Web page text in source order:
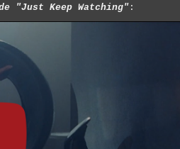
"Just Keep Watching" :